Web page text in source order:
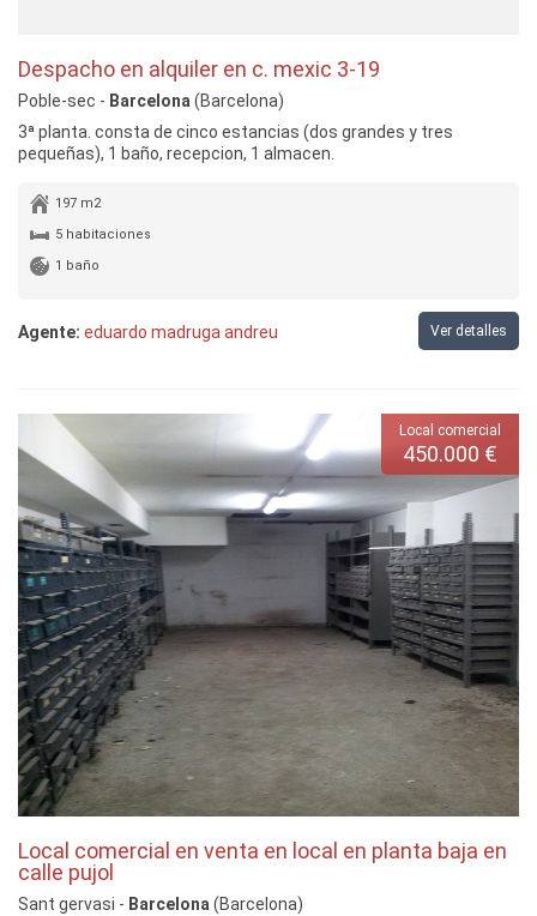
Despacho en alquiler en c. mexic 3-19
Poble-sec - Barcelona (Barcelona)
3ª planta. consta de cinco estancias (dos grandes y tres
pequeñas), 1 baño, recepcion, 1 almacen.
197 m2
5 habitaciones
1 baño
Agente: eduardo madruga andreu Ver detalles
Local comercial
450.000 €
Local comercial en venta en local en planta baja en
calle pujol
Sant gervasi - Barcelona (Barcelona)